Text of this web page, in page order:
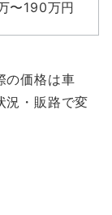
〜190万円
の価格は車
況・販路で変